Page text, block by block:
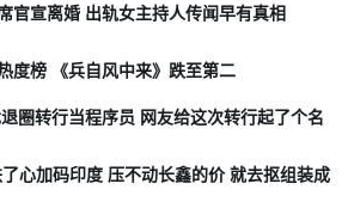
官宣离婚 出轨女主持人传闻早有真相
度榜 《兵自风中来》跌至第二
圈转行当程序员 网友给这次转行起了个名
心加码印度 压不动长鑫的价 就去抠组装成